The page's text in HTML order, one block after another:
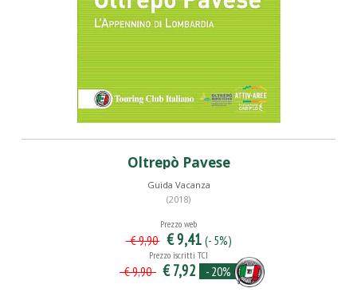
Oltrepò Pavese
Guida Vacanza
(2018)
Prezzo web
€ 9,90 € 9,41 (- 5%)
Prezzo iscritti TCI
€ 9,90 € 7,92 - 20%